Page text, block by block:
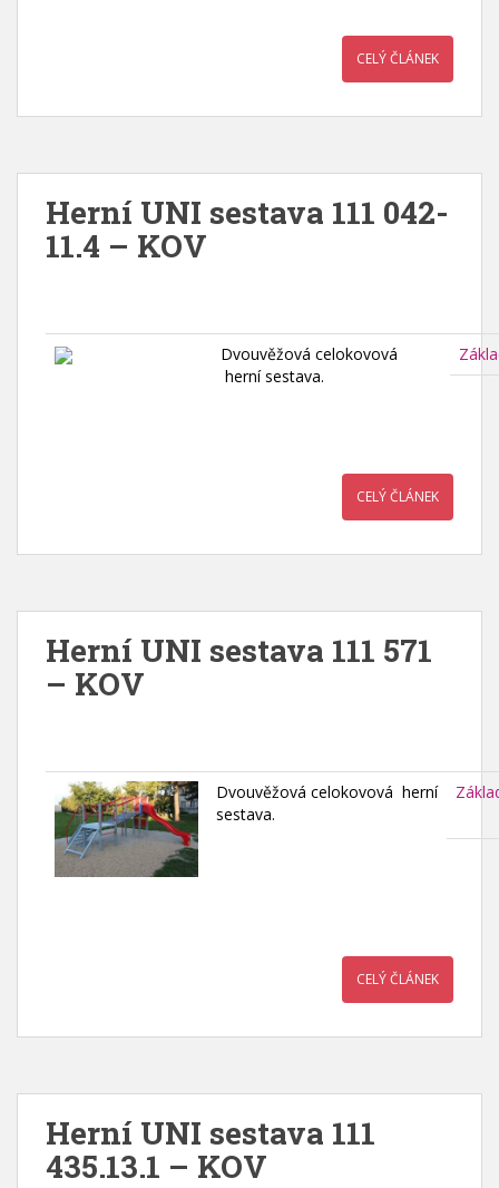
CELÝ ČLÁNEK
Herní UNI sestava 111 042-
11.4 – KOV
Dvouvěžová celokovová
herní sestava.
CELÝ ČLÁNEK
Herní UNI sestava 111 571
– KOV
Dvouvěžová celokovová herní
sestava.
CELÝ ČLÁNEK
Herní UNI sestava 111
435.13.1 – KOV